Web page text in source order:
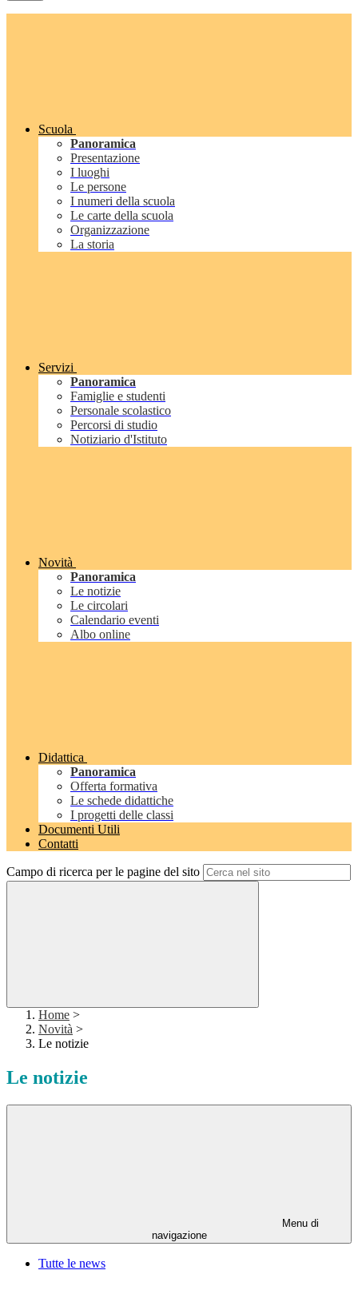
Scuola
Panoramica
Presentazione
I luoghi
Le persone
I numeri della scuola
Le carte della scuola
Organizzazione
La storia
Servizi
Panoramica
Famiglie e studenti
Personale scolastico
Percorsi di studio
Notiziario d'Istituto
Novità
Panoramica
Le notizie
Le circolari
Calendario eventi
Albo online
Didattica
Panoramica
Offerta formativa
Le schede didattiche
I progetti delle classi
Documenti Utili
Contatti
Campo di ricerca per le pagine del sito
Home >
Novità >
Le notizie
Le notizie
Menu di
navigazione
Tutte le news